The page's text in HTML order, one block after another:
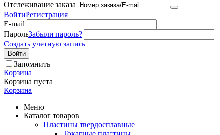
Отслеживание заказа
ВойтиРегистрация
E-mail
ПарольЗабыли пароль?
Создать учетную запись
Войти
Запомнить
Корзина
Корзина пуста
Корзина
Меню
Каталог товаров
Пластины твердосплавные
Токарные пластины